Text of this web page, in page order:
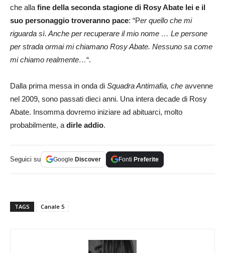
che alla fine della seconda stagione di Rosy Abate lei e il
suo personaggio troveranno pace: “Per quello che mi
riguarda sì. Anche per recuperare il mio nome … Le persone
per strada ormai mi chiamano Rosy Abate. Nessuno sa come
mi chiamo realmente…“.
Dalla prima messa in onda di Squadra Antimafia, che avvenne
nel 2009, sono passati dieci anni. Una intera decade di Rosy
Abate. Insomma dovremo iniziare ad abituarci, molto
probabilmente, a dirle addio.
Seguici su Google Discover Fonti Preferite
TAGS Canale 5